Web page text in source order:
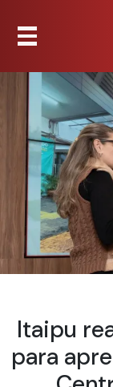
Itaipu
para